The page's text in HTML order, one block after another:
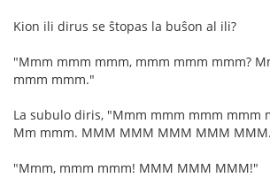
Kion ili dirus se ŝtopas la buŝon al ili?
"Mmm mmm mmm, mmm mmm mmm?
mmm mmm."
La subulo diris, "Mmm mmm mmm mmm
Mm mmm. MMM MMM MMM MMM
"Mmm, mmm mmm! MMM MMM MMM!"